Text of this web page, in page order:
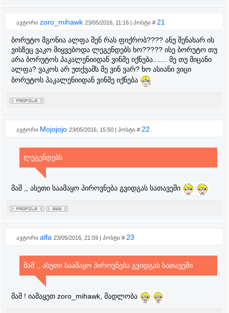
ავტორი zoro_mihawk 23/05/2016, 11:16 | პოსტი # 21
ბორუტო მგონია ალფა შენ რას ფიქრობ???? ანუ შენახარ ის
ვისზეც ვაკო მიყვებოდა ლეგენდებს ხო????? ისე ბორუტო თუ
არა ბორუტოს პაკალენიიდან ვინმე იქნება....... მე თუ მიცანი
ალფა? ვაკოს არ უთქვამს მე ვინ ვარ? ხო ასიანი ვიცი
ბორუტოს პაკალენიიდან ვინმე იქნება
ავტორი Mojojojo 23/05/2016, 15:50 | პოსტი # 22
ლეგენდებს
მაშ ,, ასეთი საამაყო პიროვნება გვიდგას სათავეში
ავტორი alfa 23/05/2016, 21:59 | პოსტი # 23
მაშ ,, ასეთი საამაყო პიროვნება გვიდგას სათავეში
მაშ ! იამაყეთ zoro_mihawk, მადლობა